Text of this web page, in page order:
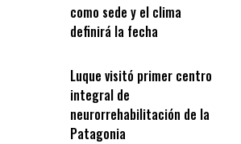
como sede y el clima
definirá la fecha
Luque visitó primer centro
integral de
neurorrehabilitación de la
Patagonia